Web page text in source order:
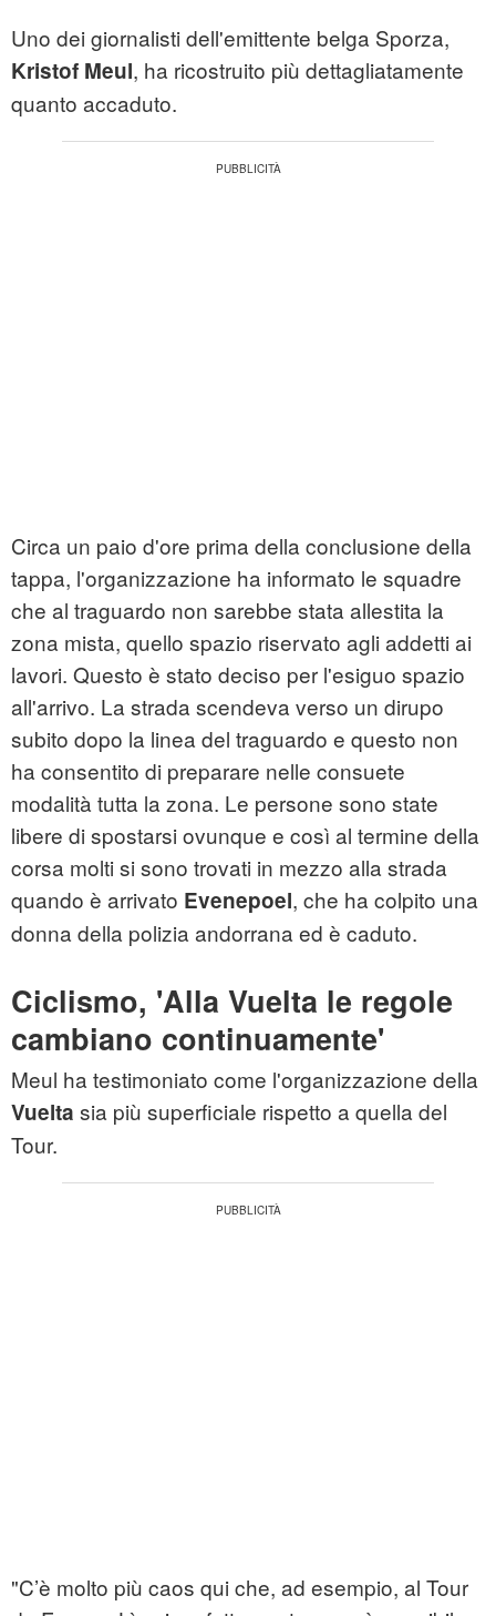
Uno dei giornalisti dell'emittente belga Sporza,
Kristof Meul, ha ricostruito più dettagliatamente
quanto accaduto.
Circa un paio d'ore prima della conclusione della
tappa, l'organizzazione ha informato le squadre
che al traguardo non sarebbe stata allestita la
zona mista, quello spazio riservato agli addetti ai
lavori. Questo è stato deciso per l'esiguo spazio
all'arrivo. La strada scendeva verso un dirupo
subito dopo la linea del traguardo e questo non
ha consentito di preparare nelle consuete
modalità tutta la zona. Le persone sono state
libere di spostarsi ovunque e così al termine della
corsa molti si sono trovati in mezzo alla strada
quando è arrivato Evenepoel, che ha colpito una
donna della polizia andorrana ed è caduto.
Ciclismo, 'Alla Vuelta le regole
cambiano continuamente'
Meul ha testimoniato come l'organizzazione della
Vuelta sia più superficiale rispetto a quella del
Tour.
"C’è molto più caos qui che, ad esempio, al Tour